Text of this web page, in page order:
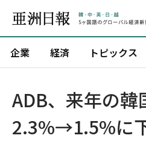
企業 経済 トピックス
ADB、来年の韓
2.3%→1.5%に